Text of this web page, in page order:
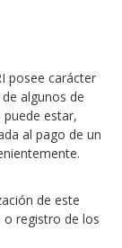
posee carácter
algunos de
estar,
al pago de un
de este
o registro de los